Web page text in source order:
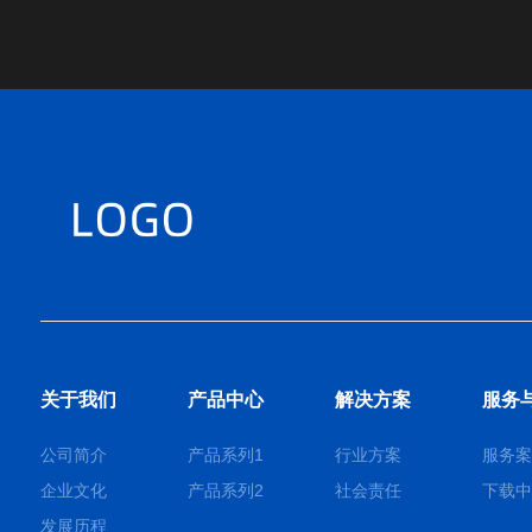
关于我们
公司简介
企业文化
发展历程
产品中心
产品系列1
产品系列2
解决方案
行业方案
社会责任
服务
服务
下载